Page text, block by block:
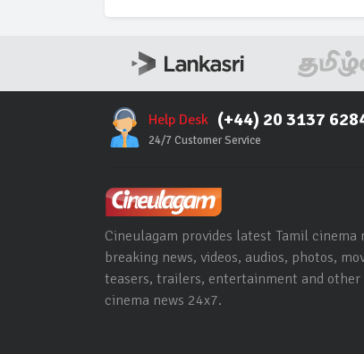
Help Desk (+44) 20 3137
24/7 Customer Service
Cineulagam provides latest Tamil cinema
breaking news, videos, audios, photos,
teasers, trailers, entertainment and other
cinema news 24x7.